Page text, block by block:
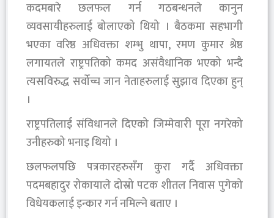
कदमबारे छलफल गर्न गठबन्धनले कानुन
व्यवसायीहरुलाई बोलाएको थियो । बैठकमा सहभागी
भएका वरिष्ठ अधिवक्ता शम्भु थापा, रमण कुमार श्रेष्ठ
लगायतले राष्ट्रपतिको कमद असंवैधानिक भएको भन्दै
त्यसविरुद्ध सर्वोच्च जान नेताहरुलाई सुझाव दिएका हुन्
।
राष्ट्रपतिलाई संविधानले दिएको जिम्मेवारी पूरा नगरेको
उनीहरुको भनाइ थियो ।
छलफलपछि पत्रकारहरुसँग कुरा गर्दै अधिवक्ता
पदमबहादुर रोकायाले दोस्रो पटक शीतल निवास पुगेको
विधेयकलाई इन्कार गर्न नमिल्ने बताए ।